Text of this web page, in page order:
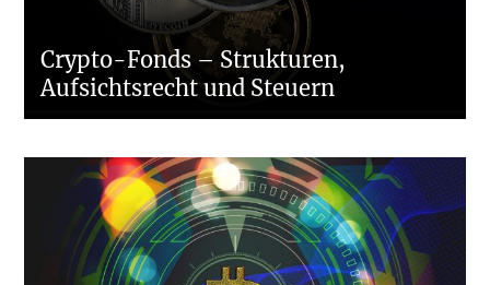
Crypto-Fonds – Strukturen,
Aufsichtsrecht und Steuern